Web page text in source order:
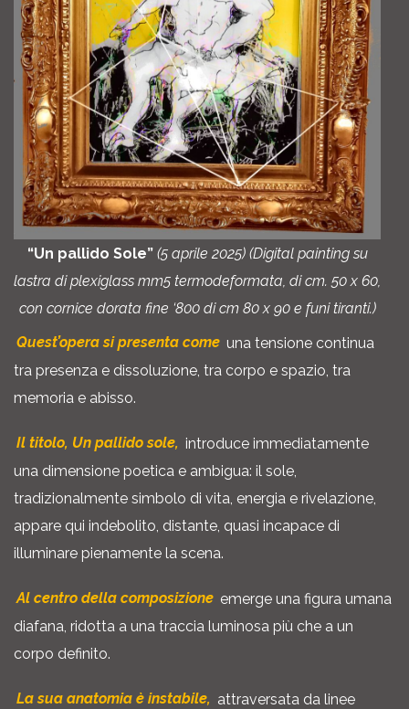
“Un pallido Sole”(5 aprile 2025) (Digital painting su
lastra di plexiglass mm5 termodeformata, di cm. 50 x 60,
con cornice dorata fine ‘800 di cm 80 x 90 e funi tiranti.)
Quest’opera si presenta come una tensione continua
tra presenza e dissoluzione, tra corpo e spazio, tra
memoria e abisso.
Il titolo, Un pallido sole, introduce immediatamente
una dimensione poetica e ambigua: il sole,
tradizionalmente simbolo di vita, energia e rivelazione,
appare qui indebolito, distante, quasi incapace di
illuminare pienamente la scena.
Al centro della composizione emerge una figura umana
diafana, ridotta a una traccia luminosa più che a un
corpo definito.
La sua anatomia è instabile, attraversata da linee